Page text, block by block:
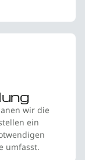
wir die
ein
umfasst.